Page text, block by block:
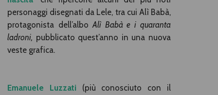
personaggi disegnati da Lele, tra cui Alì Babà,
protagonista dell’albo Alì Babà e i quaranta
ladroni, pubblicato quest’anno in una nuova
veste grafica.
Emanuele Luzzati (più conosciuto con il